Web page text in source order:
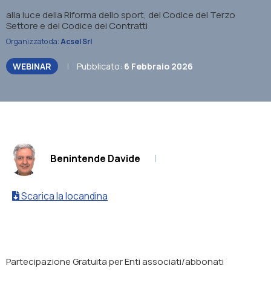
alla luce della Riforma dello sport, del Codice del Terzo
Settore e del Codice dei Contratti
Organizzato da:Acsel Srl
WEBINAR | Pubblicato: 6 Febbraio 2026
Benintende Davide
|
Scarica la locandina
PartecipazioneGratuitaper Enti associati/abbonati